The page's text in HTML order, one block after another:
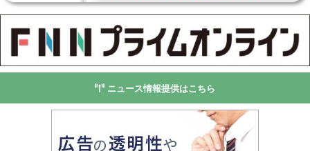
ニュース情報提供はこちら